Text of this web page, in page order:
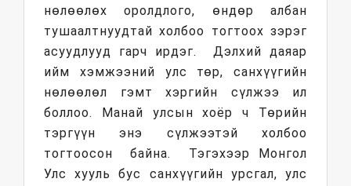
нөлөөлөх оролдлого, өндөр албан
тушаалтнуудтай холбоо тогтоох зэрэг
асуудлууд гарч ирдэг. Дэлхий даяар
ийм хэмжээний улс төр, санхүүгийн
нөлөөлөл гэмт хэргийн сүлжээ ил
боллоо. Манай улсын хоёр ч Төрийн
тэргүүн энэ сүлжээтэй холбоо
тогтоосон байна. Тэгэхээр Монгол
Улс хууль бус санхүүгийн урсгал, улс